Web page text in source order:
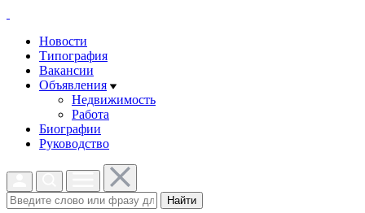
Новости
Типография
Вакансии
Объявления
Недвижимость
Работа
Биографии
Руководство
Найти